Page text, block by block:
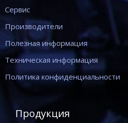
Сервис
Производители
Полезная информация
Техническая информация
Политика конфиденциальности
Продукция